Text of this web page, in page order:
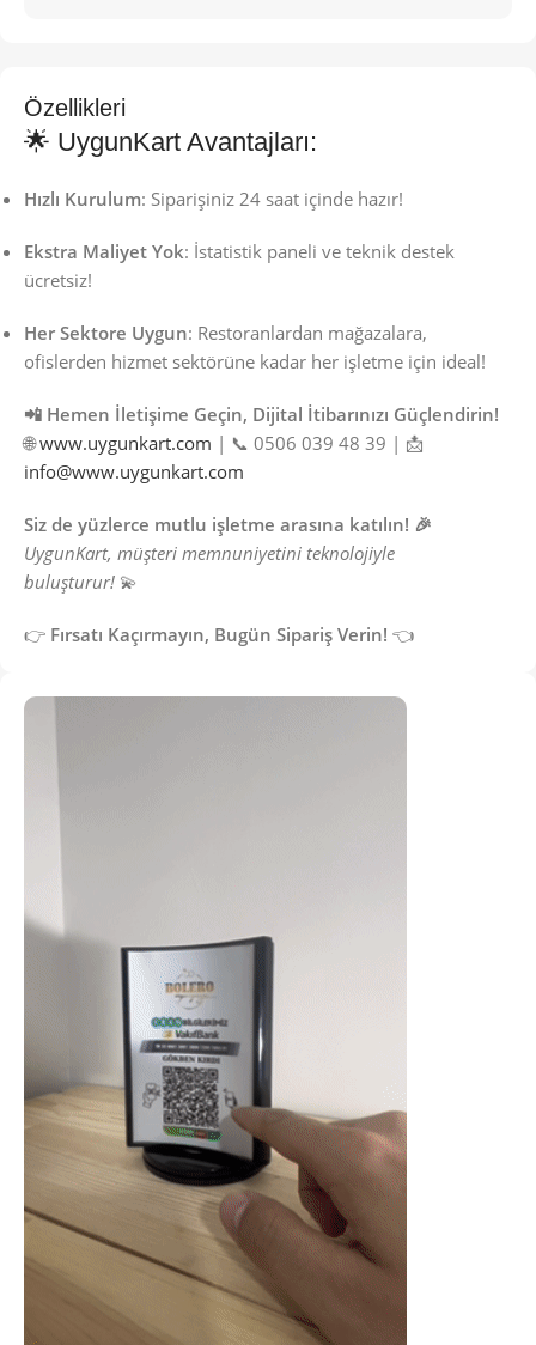
Özellikleri
🌟 UygunKart Avantajları:
Hızlı Kurulum: Siparişiniz 24 saat içinde hazır!
Ekstra Maliyet Yok: İstatistik paneli ve teknik destek
ücretsiz!
Her Sektore Uygun: Restoranlardan mağazalara,
ofislerden hizmet sektörüne kadar her işletme için ideal!
📲 Hemen İletişime Geçin, Dijital İtibarınızı Güçlendirin!
🌐www.uygunkart.com | 📞 0506 039 48 39 | 📩
info@www.uygunkart.com
Siz de yüzlerce mutlu işletme arasına katılın! 🎉
UygunKart, müşteri memnuniyetini teknolojiyle
buluşturur! 💫
👉 Fırsatı Kaçırmayın, Bugün Sipariş Verin! 👈